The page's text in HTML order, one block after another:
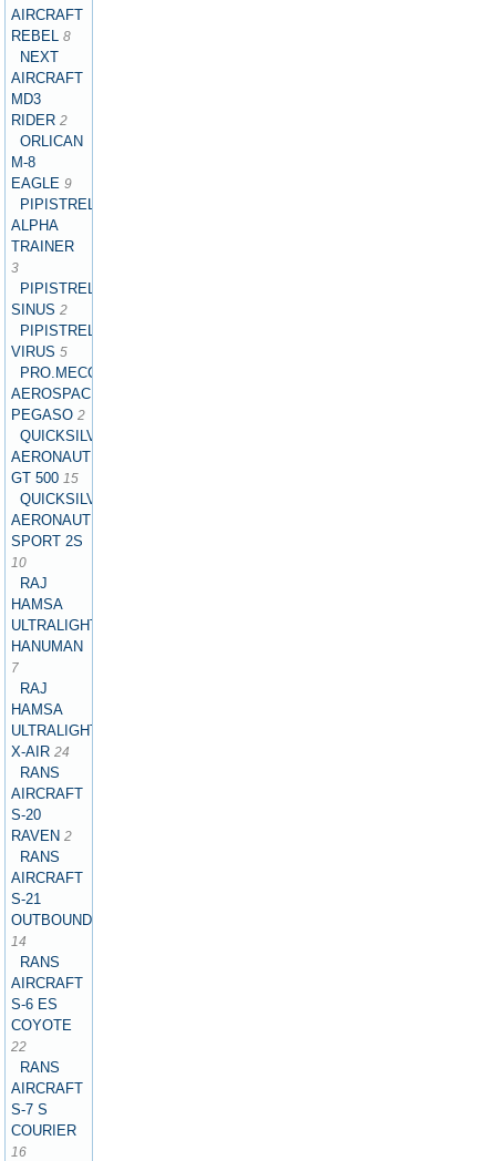
AIRCRAFT
REBEL 8
NEXT
AIRCRAFT
MD3
RIDER 2
ORLICAN
M-8
EAGLE 9
PIPISTREL
ALPHA
TRAINER
3
PIPISTREL
SINUS 2
PIPISTREL
VIRUS 5
PRO.MECC
AEROSPACE
PEGASO2
QUICKSILVER
AERONAUTICS
GT 500 15
QUICKSILVER
AERONAUTICS
SPORT 2S
10
RAJ
HAMSA
ULTRALIGHTS
HANUMAN
7
RAJ
HAMSA
ULTRALIGHTS
X-AIR 24
RANS
AIRCRAFT
S-20
RAVEN 2
RANS
AIRCRAFT
S-21
OUTBOUND
14
RANS
AIRCRAFT
S-6 ES
COYOTE
22
RANS
AIRCRAFT
S-7 S
COURIER
16